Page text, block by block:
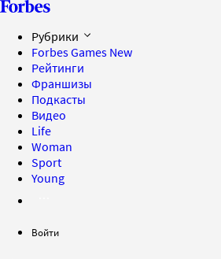
Рубрики
Forbes Games New
Рейтинги
Франшизы
Подкасты
Видео
Life
Woman
Sport
Young
Войти